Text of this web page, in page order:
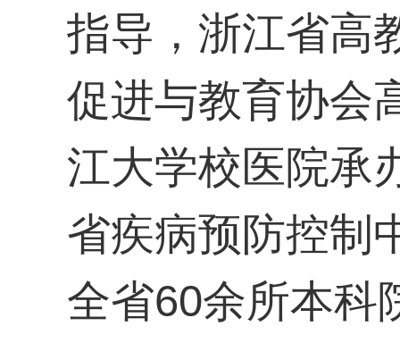
指导，浙江省高
促进与教育协会
江大学校医院承
省疾病预防控制
全省60余所本科